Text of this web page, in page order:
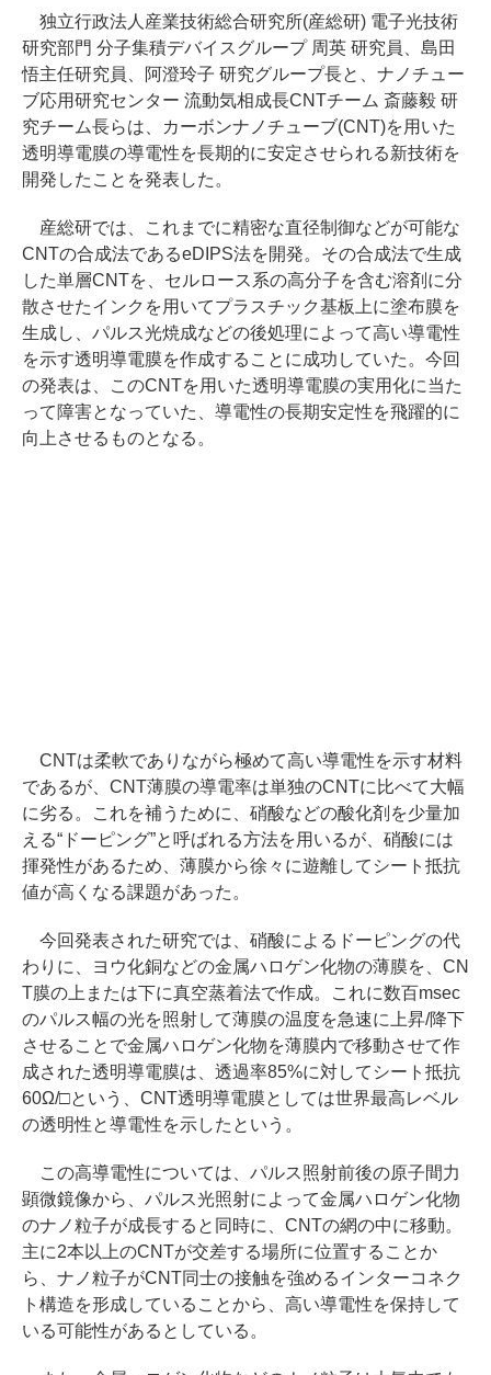
独立行政法人産業技術総合研究所(産総研) 電子光技術
研究部門 分子集積デバイスグループ 周英 研究員、島田
悟主任研究員、阿澄玲子 研究グループ長と、ナノチュー
ブ応用研究センター 流動気相成長CNTチーム 斎藤毅 研
究チーム長らは、カーボンナノチューブ(CNT)を用いた
透明導電膜の導電性を長期的に安定させられる新技術を
開発したことを発表した。
産総研では、これまでに精密な直径制御などが可能な
CNTの合成法であるeDIPS法を開発。その合成法で生成
した単層CNTを、セルロース系の高分子を含む溶剤に分
散させたインクを用いてプラスチック基板上に塗布膜を
生成し、パルス光焼成などの後処理によって高い導電性
を示す透明導電膜を作成することに成功していた。今回
の発表は、このCNTを用いた透明導電膜の実用化に当た
って障害となっていた、導電性の長期安定性を飛躍的に
向上させるものとなる。
CNTは柔軟でありながら極めて高い導電性を示す材料
であるが、CNT薄膜の導電率は単独のCNTに比べて大幅
に劣る。これを補うために、硝酸などの酸化剤を少量加
える“ドーピング”と呼ばれる方法を用いるが、硝酸には
揮発性があるため、薄膜から徐々に遊離してシート抵抗
値が高くなる課題があった。
今回発表された研究では、硝酸によるドーピングの代
わりに、ヨウ化銅などの金属ハロゲン化物の薄膜を、CN
T膜の上または下に真空蒸着法で作成。これに数百msec
のパルス幅の光を照射して薄膜の温度を急速に上昇/降下
させることで金属ハロゲン化物を薄膜内で移動させて作
成された透明導電膜は、透過率85%に対してシート抵抗
60Ω/□という、CNT透明導電膜としては世界最高レベル
の透明性と導電性を示したという。
この高導電性については、パルス照射前後の原子間力
顕微鏡像から、パルス光照射によって金属ハロゲン化物
のナノ粒子が成長すると同時に、CNTの網の中に移動。
主に2本以上のCNTが交差する場所に位置することか
ら、ナノ粒子がCNT同士の接触を強めるインターコネク
ト構造を形成していることから、高い導電性を保持して
いる可能性があるとしている。